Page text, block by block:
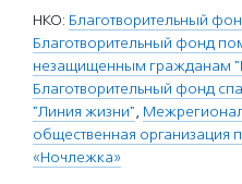
НКО: Благотворительный
Благотворительный фонд
незащищенным гражданам
Благотворительный фонд
"Линия жизни",
общественная
«Ночлежка»